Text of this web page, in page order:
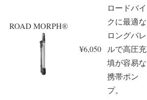
ROAD MORPH®
¥6,050
ロードバイ
クに最適な
ロングバレ
ルで高圧充
填が容易な
携帯ポン
プ。